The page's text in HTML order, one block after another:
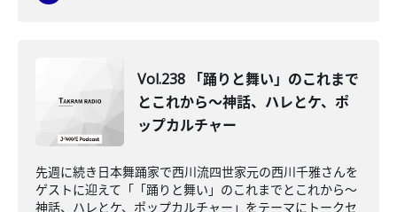
Vol.238 「踊りと舞い」のこれまで
とこれから〜神話、ハレとケ、ポ
ップカルチャー
先週に続き日本舞踊家で西川流四世家元の西川千雅さんを
ゲストに迎えて「「踊りと舞い」のこれまでとこれから〜
神話、ハレとケ、ポップカルチャー」をテーマにトークセ